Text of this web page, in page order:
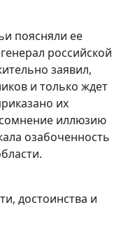
поясняли ее
российской
заявил,
и только ждет
их
иллюзию
озабоченность
достоинства и